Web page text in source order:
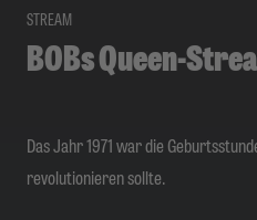
STREAM
BOBs Queen-
Das Jahr 1971 war die
revolutionieren sollte.